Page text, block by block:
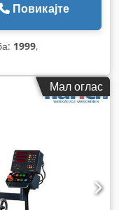
Повикајте
1999,
Мал оглас